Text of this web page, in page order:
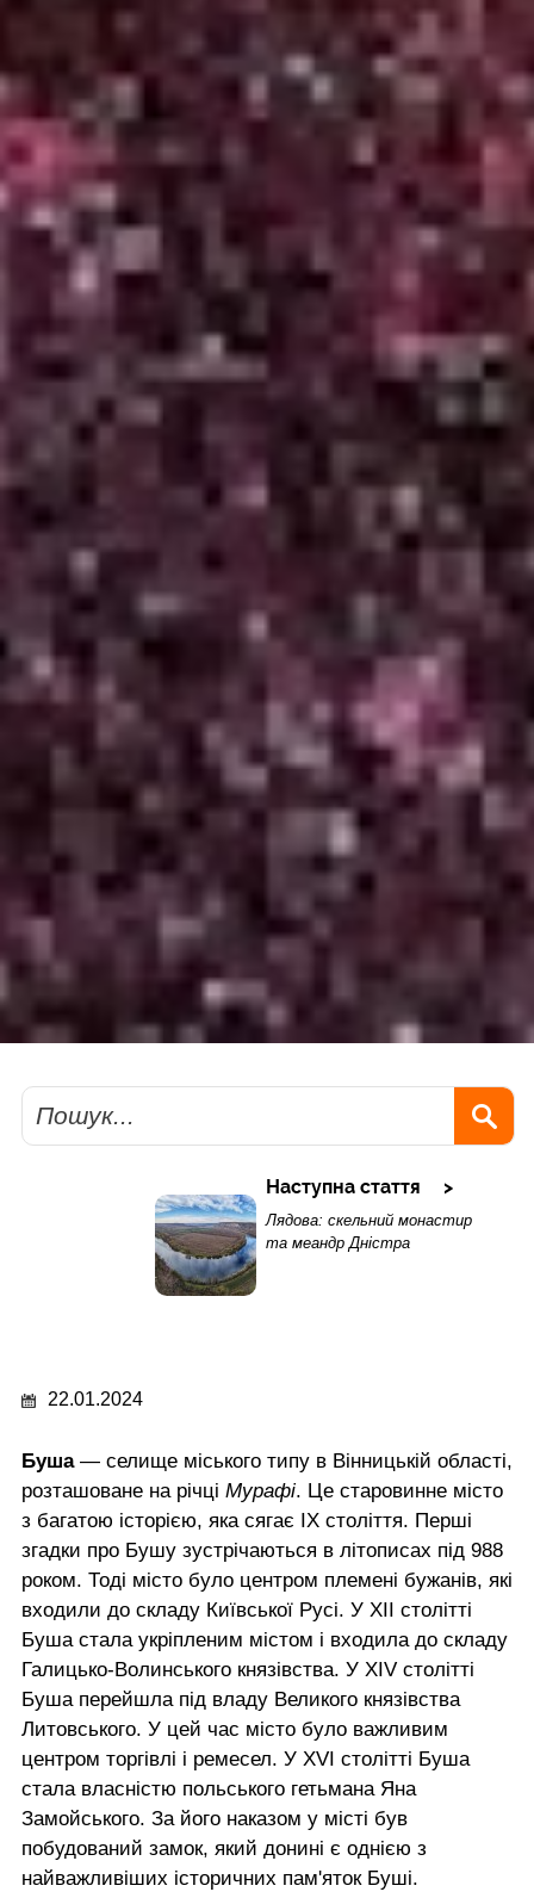
Пошук
Наступна стаття
Лядова: скельний монастир
та меандр Дністра
22.01.2024
Буша — селище міського типу в Вінницькій області,
розташоване на річці Мурафі. Це старовинне місто
з багатою історією, яка сягає IX століття. Перші
згадки про Бушу зустрічаються в літописах під 988
роком. Тоді місто було центром племені бужанів, які
входили до складу Київської Русі. У XII столітті
Буша стала укріпленим містом і входила до складу
Галицько-Волинського князівства. У XIV столітті
Буша перейшла під владу Великого князівства
Литовського. У цей час місто було важливим
центром торгівлі і ремесел. У XVI столітті Буша
стала власністю польського гетьмана Яна
Замойського. За його наказом у місті був
побудований замок, який донині є однією з
найважливіших історичних пам'яток Буші.